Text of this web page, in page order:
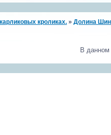
кроликах. » Долина
В